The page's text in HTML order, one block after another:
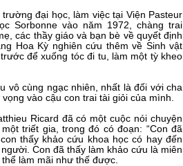
đại học, làm việc tại Viện Pasteur
Sorbonne vào năm 1972, chàng trai
các thầy giáo và bạn bè về quyết định
Hoa Kỳ nghiên cứu thêm về Sinh vật
để xuống tóc đi tu, làm một tỳ kheo
vô cùng ngạc nhiên, nhất là đối với cha
vào cậu con trai tài giỏi của mình.
Ricard đã có một cuộc nói chuyện
triết gia, trong đó có đoạn: “Con đã
thấy khảo cứu khoa học có hay đến
Con đã thấy làm khảo cứu là miên
làm mãi như thế được.